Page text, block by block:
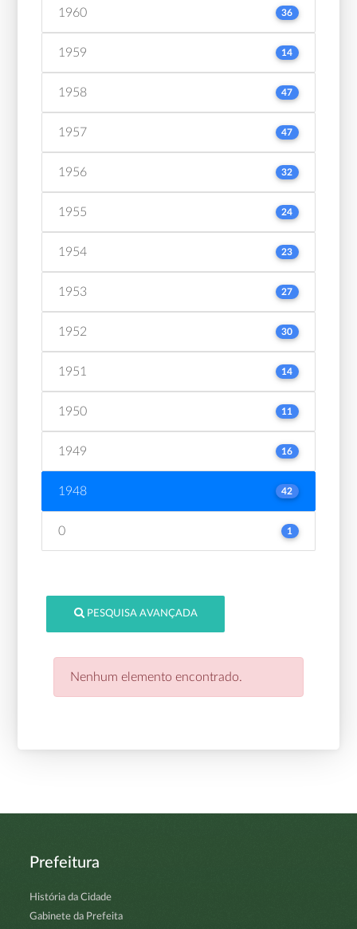
1960 36
1959 14
1958 47
1957 47
1956 32
1955 24
1954 23
1953 27
1952 30
1951 14
1950 11
1949 16
1948 42
0 1
PESQUISA AVANÇADA
Nenhum elemento encontrado.
Prefeitura
História da Cidade
Gabinete da Prefeita